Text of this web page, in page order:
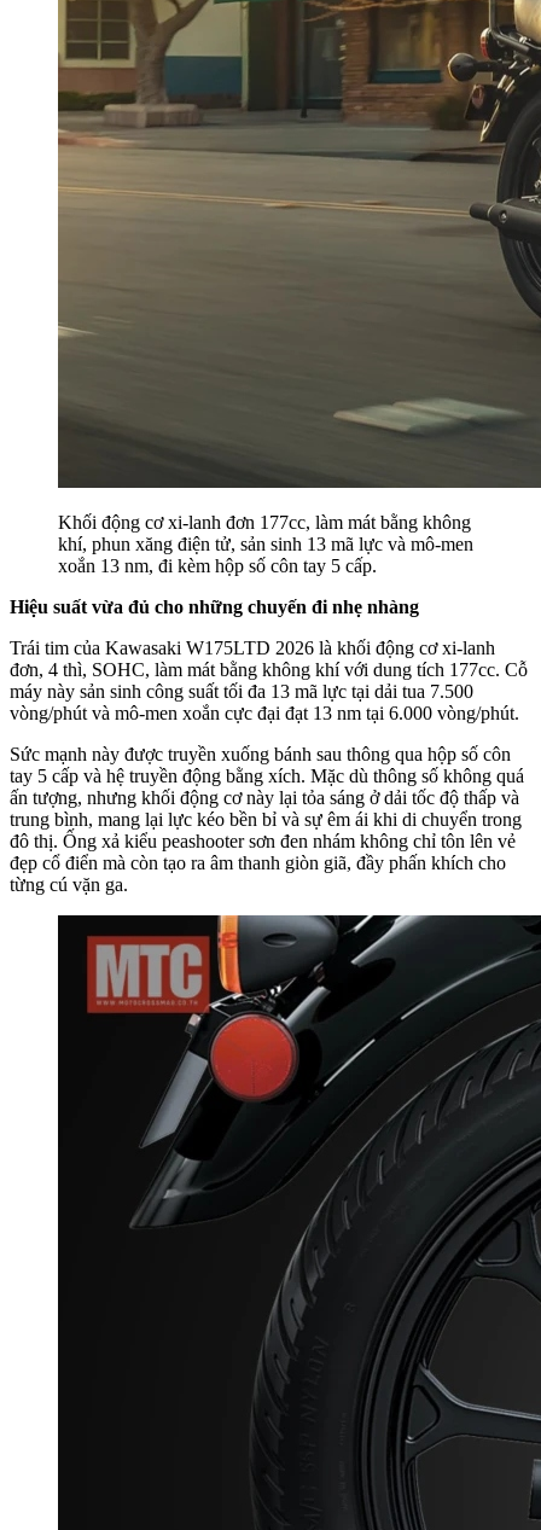
Khối động cơ xi-lanh đơn 177cc, làm mát bằng không
khí, phun xăng điện tử, sản sinh 13 mã lực và mô-men
xoắn 13 nm, đi kèm hộp số côn tay 5 cấp.
Hiệu suất vừa đủ cho những chuyến đi nhẹ nhàng
Trái tim của Kawasaki W175LTD 2026 là khối động cơ xi-lanh
đơn, 4 thì, SOHC, làm mát bằng không khí với dung tích 177cc. Cỗ
máy này sản sinh công suất tối đa 13 mã lực tại dải tua 7.500
vòng/phút và mô-men xoắn cực đại đạt 13 nm tại 6.000 vòng/phút.
Sức mạnh này được truyền xuống bánh sau thông qua hộp số côn
tay 5 cấp và hệ truyền động bằng xích. Mặc dù thông số không quá
ấn tượng, nhưng khối động cơ này lại tỏa sáng ở dải tốc độ thấp và
trung bình, mang lại lực kéo bền bỉ và sự êm ái khi di chuyển trong
đô thị. Ống xả kiểu peashooter sơn đen nhám không chỉ tôn lên vẻ
đẹp cổ điển mà còn tạo ra âm thanh giòn giã, đầy phấn khích cho
từng cú vặn ga.